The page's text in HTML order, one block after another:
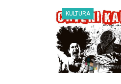
KULTURA